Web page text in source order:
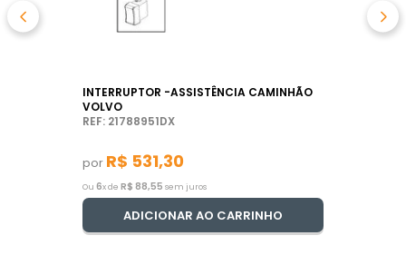
INTERRUPTOR -ASSISTÊNCIA CAMINHÃO
VOLVO
REF: 21788951DX
por R$ 531,30
Ou 6x de R$ 88,55 sem juros
ADICIONAR AO CARRINHO